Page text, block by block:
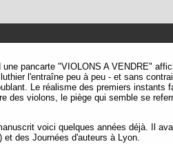
pancarte "VIOLONS A VENDRE"
l'entraîne peu à peu - et sans
Le réalisme des premiers
des violons, le piège qui semble se
voici quelques années déjà. Il
et des Journées d'auteurs à Lyon.